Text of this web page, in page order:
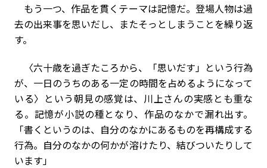
もう一つ、作品を貫くテーマは記憶だ。登場人物は過
去の出来事を思いだし、またそっとしまうことを繰り返
す。
〈六十歳を過ぎたころから、「思いだす」という行為
が、一日のうちのある一定の時間を占めるようになって
いる〉という朝見の感覚は、川上さんの実感とも重な
る。記憶が小説の種となり、作品のなかで漏れ出す。
「書くというのは、自分のなかにあるものを再構成する
行為。自分のなかの何かが溶けたり、結びついたりして
います」